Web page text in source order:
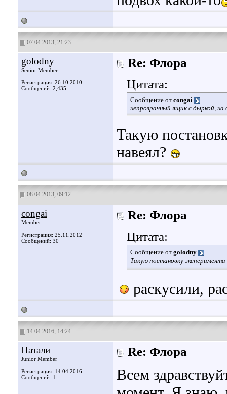
07.04.2013, 21:23
golodny
Senior Member
Регистрация: 26.10.2010
Сообщений: 2,435
Re: Флора
Цитата:
Сообщение от congai
непрозрачный ящик с дыркой, на
Такую
навеял?
08.04.2013, 09:12
congai
Member
Регистрация: 25.11.2012
Сообщений: 30
Re: Флора
Цитата:
Сообщение от golodny
Такую постановку
раскусили,
14.04.2016, 14:24
Натали
Junior Member
Регистрация: 14.04.2016
Сообщений: 1
Re: Флора
Всем